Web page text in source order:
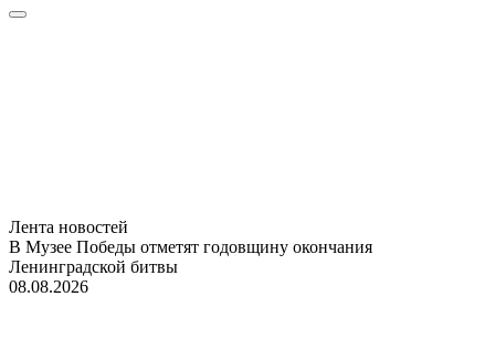
Лента новостей
В Музее Победы отметят годовщину окончания
Ленинградской битвы
08.08.2026